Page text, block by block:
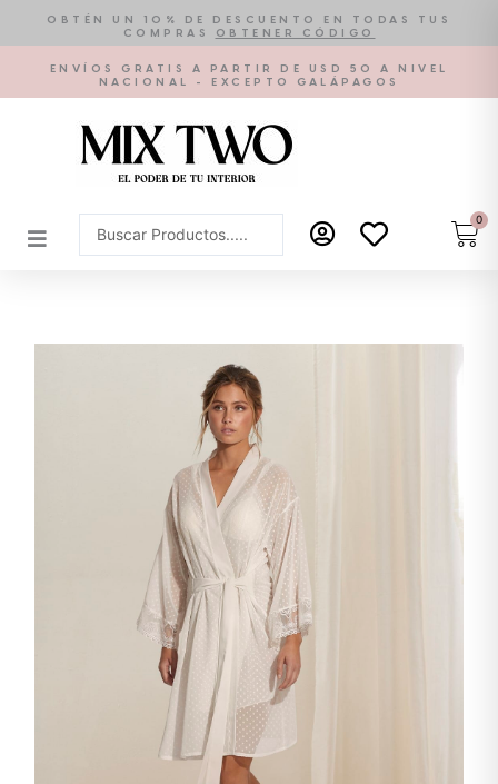
contenido
OBTÉN UN 10% DE DESCUENTO EN TODAS TUS
COMPRAS
OBTENER CÓDIGO
ENVÍOS GRATIS A PARTIR DE USD 50 A NIVEL
NACIONAL - EXCEPTO GALÁPAGOS
Search
...
0